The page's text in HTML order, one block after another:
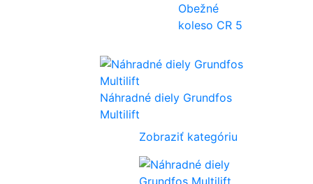
Obežné
koleso CR 5
Náhradné diely Grundfos
Multilift
Zobraziť kategóriu